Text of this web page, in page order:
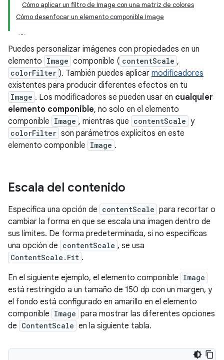
Cómo aplicar un filtro de Image con una matriz de colores
Cómo desenfocar un elemento componible Image
Puedes personalizar imágenes con propiedades en un
elemento Image componible ( contentScale ,
colorFilter ). También puedes aplicar modificadores
existentes para producir diferentes efectos en tu
Image . Los modificadores se pueden usar en cualquier
elemento componible, no solo en el elemento
componible Image , mientras que contentScale y
colorFilter son parámetros explícitos en este
elemento componible Image .
Escala del contenido
Especifica una opción de contentScale para recortar o
cambiar la forma en que se escala una imagen dentro de
sus límites. De forma predeterminada, si no especificas
una opción de contentScale , se usa
ContentScale.Fit .
En el siguiente ejemplo, el elemento componible Image
está restringido a un tamaño de 150 dp con un margen, y
el fondo está configurado en amarillo en el elemento
componible Image para mostrar las diferentes opciones
de ContentScale en la siguiente tabla.